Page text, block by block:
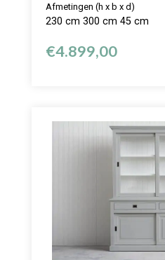
Afmetingen (h x b x d)
230 cm 300 cm 45 cm
€4.899,00